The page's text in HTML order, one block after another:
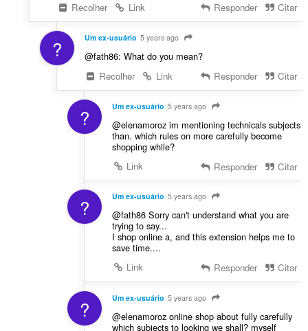
e
s
f
i
c
a
ç
õ
e
s
Recolher
Link Responder Citar
? Um ex-usuário 5 years ago
@fath86: What do you mean?
Recolher
Link Responder Citar
? Um ex-usuário 5 years ago
@elenamoroz im mentioning technicals subjects
than. which rules on more carefully become
shopping while?
Link
Responder Citar
? Um ex-usuário 5 years ago
@fath86 Sorry can't understand what you are
trying to say...
I shop online a, and this extension helps me to
save time....
Link
Responder Citar
? Um ex-usuário 5 years ago
@elenamoroz online shop about fully carefully
which subjects to looking we shall? myself